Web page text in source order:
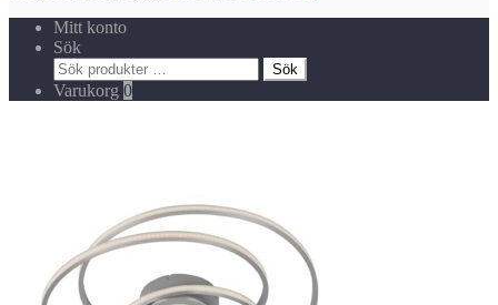
Mitt konto
Sök
Sök
efter:
Sök
Varukorg 0